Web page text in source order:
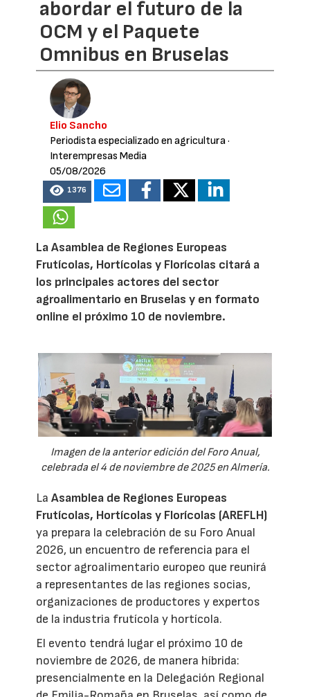
abordar el futuro de la
OCM y el Paquete
Omnibus en Bruselas
Elio Sancho
Periodista especializado en agricultura·
Interempresas Media
05/08/2026
1376
La Asamblea de Regiones Europeas
Frutícolas, Hortícolas y Florícolas citará a
los principales actores del sector
agroalimentario en Bruselas y en formato
online el próximo 10 de noviembre.
Imagen de la anterior edición del Foro Anual,
celebrada el 4 de noviembre de 2025 en Almería.
LaAsamblea de Regiones Europeas
Frutícolas, Hortícolas y Florícolas (AREFLH)
ya prepara la celebración de su Foro Anual
2026, un encuentro de referencia para el
sector agroalimentario europeo que reunirá
a representantes de las regiones socias,
organizaciones de productores y expertos
de la industria frutícola y hortícola.
El evento tendrá lugar el próximo 10 de
noviembre de 2026, de manera híbrida:
presencialmente en la Delegación Regional